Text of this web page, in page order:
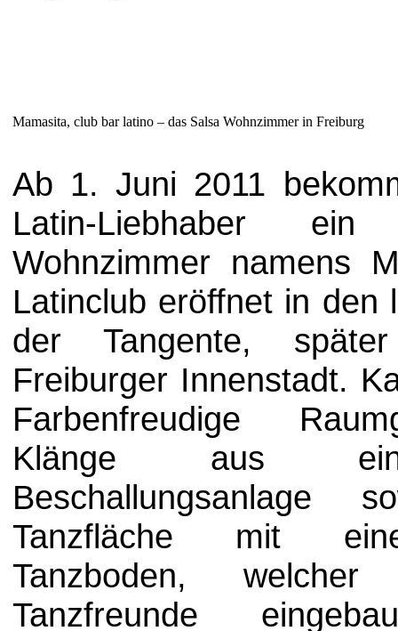
Mamasita, club bar latino – das Salsa Wohnzimmer in Freiburg
Ab 1. Juni 2011
Latin-Liebhaber
Wohnzimmer namens
Latinclub eröffnet in den
der Tangente,
Freiburger Innenstadt.
Farbenfreudige
Klänge aus
Beschallungsanlage
Tanzfläche mit
Tanzboden,
Tanzfreunde